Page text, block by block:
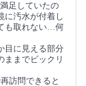
足していたの
に汚水が付着し
も取れない…何
目に見える部分
ままでビックリ
訪問できると